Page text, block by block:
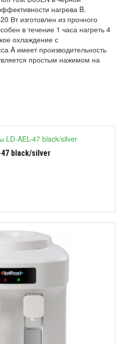
нагрева B.
Вт изготовлен из прочного
в течение 1 часа нагреть 4
охлаждение с
A имеет производительность
простым нажимом на
black/silver